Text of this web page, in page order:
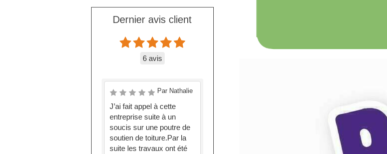
Dernier avis client
6 avis
Par Nathalie
J’ai fait appel à cette
entreprise suite à un
soucis sur une poutre de
soutien de toiture.Par la
suite les travaux ont été